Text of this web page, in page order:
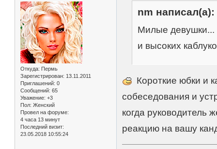
Откуда: Пермь
Зарегистрирован: 13.11.2011
Приглашений: 0
Сообщений: 65
Уважение: +3
Пол: Женский
Провел на форуме:
4 часа 13 минут
Последний визит:
23.05.2018 10:55:24
nm написал(а):
Милые девушки...
и высоких
Короткие юбки и
собеседования и
когда руководитель
реакцию на вашу